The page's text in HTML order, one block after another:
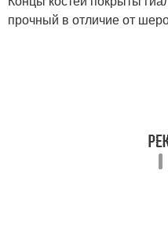
прочный в отличие от